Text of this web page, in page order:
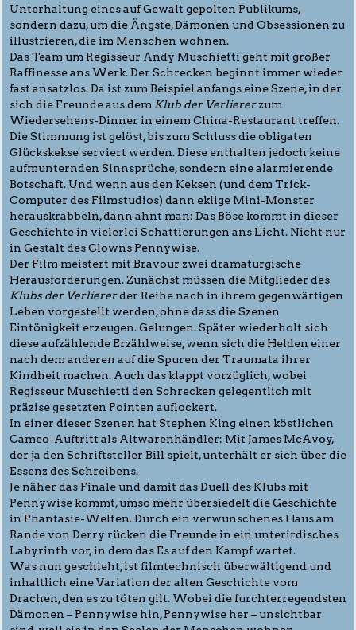
Unterhaltung eines auf Gewalt gepolten Publikums,
sondern dazu, um die Ängste, Dämonen und Obsessionen zu
illustrieren, die im Menschen wohnen.
Das Team um Regisseur Andy Muschietti geht mit großer
Raffinesse ans Werk. Der Schrecken beginnt immer wieder
fast ansatzlos. Da ist zum Beispiel anfangs eine Szene, in der
sich die Freunde aus dem Klub der Verliererzum
Wiedersehens-Dinner in einem China-Restaurant treffen.
Die Stimmung ist gelöst, bis zum Schluss die obligaten
Glückskekse serviert werden. Diese enthalten jedoch keine
aufmunternden Sinnsprüche, sondern eine alarmierende
Botschaft. Und wenn aus den Keksen (und dem Trick-
Computer des Filmstudios) dann eklige Mini-Monster
herauskrabbeln, dann ahnt man: Das Böse kommt in dieser
Geschichte in vielerlei Schattierungen ans Licht. Nicht nur
in Gestalt des Clowns Pennywise.
Der Film meistert mit Bravour zwei dramaturgische
Herausforderungen. Zunächst müssen die Mitglieder des
Klubs der Verliererder Reihe nach in ihrem gegenwärtigen
Leben vorgestellt werden, ohne dass die Szenen
Eintönigkeit erzeugen. Gelungen. Später wiederholt sich
diese aufzählende Erzählweise, wenn sich die Helden einer
nach dem anderen auf die Spuren der Traumata ihrer
Kindheit machen. Auch das klappt vorzüglich, wobei
Regisseur Muschietti den Schrecken gelegentlich mit
präzise gesetzten Pointen auflockert.
In einer dieser Szenen hat Stephen King einen köstlichen
Cameo-Auftritt als Altwarenhändler: Mit James McAvoy,
der ja den Schriftsteller Bill spielt, unterhält er sich über die
Essenz des Schreibens.
Je näher das Finale und damit das Duell des Klubs mit
Pennywise kommt, umso mehr übersiedelt die Geschichte
in Phantasie-Welten. Durch ein verwunschenes Haus am
Rande von Derry rücken die Freunde in ein unterirdisches
Labyrinth vor, in dem das Es auf den Kampf wartet.
Was nun geschieht, ist filmtechnisch überwältigend und
inhaltlich eine Variation der alten Geschichte vom
Drachen, den es zu töten gilt. Wobei die furchterregendsten
Dämonen – Pennywise hin, Pennywise her – unsichtbar